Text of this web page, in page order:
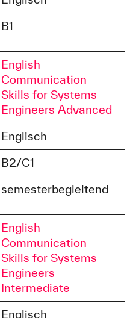
B1
English
Communication
Skills for Systems
Engineers Advanced
Englisch
B2/C1
semesterbegleitend
English
Communication
Skills for Systems
Engineers
Intermediate
Englisch